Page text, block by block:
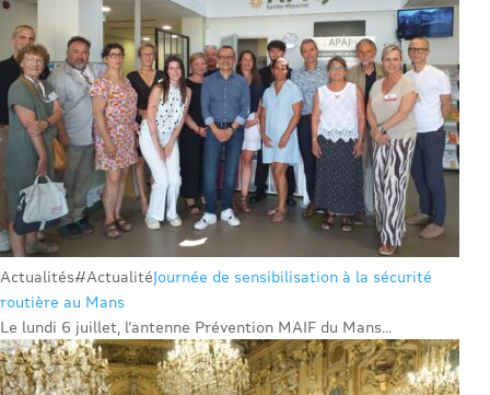
Actualités#ActualitéJournée de sensibilisation à la sécurité
routière au Mans
Le lundi 6 juillet, l’antenne Prévention MAIF du Mans...